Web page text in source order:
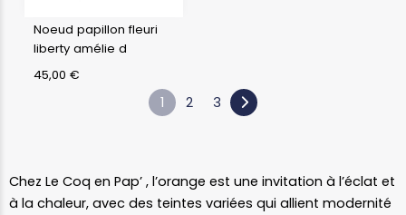
Noeud papillon fleuri
liberty amélie d
45,00 €
1 2 3
Chez Le Coq en Pap’ , l’orange est une invitation à l’éclat et
à la chaleur, avec des teintes variées qui allient modernité